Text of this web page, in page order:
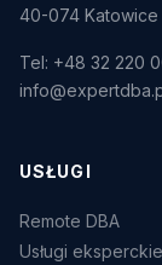
40-074 Katowice
Tel: +48 32 220
USŁUGI
Remote DBA
Usługi eksperckie